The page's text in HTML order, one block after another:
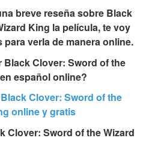
breve reseña sobre Black
King la película, te voy
verla de manera online.
Black Clover: Sword of the
español online?
Clover: Sword of the
online y gratis
Clover: Sword of the Wizard